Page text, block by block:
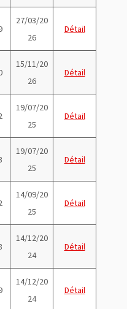
27/03/20
26
Détail
15/11/20
26
Détail
19/07/20
25
Détail
19/07/20
25
Détail
14/09/20
25
Détail
14/12/20
24
Détail
14/12/20
24
Détail